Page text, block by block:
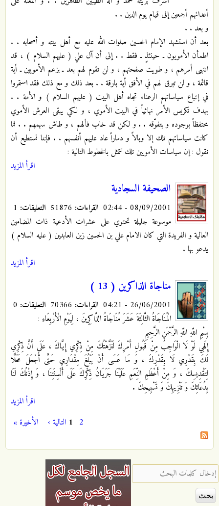
أعدائهم أجمعين إلى قيام يوم الدين . .
و بعد . .
بعد أن استشهد الإمام الحسين صلوات الله عليه مع أهل بيته و أصحابه . .
اطمأن الأمويون ـ حينئذٍ ـ فقط . . إلى أن آل علي ( عليهم السلام ) ، قد
انتهى أمرهم ، و طويت صفحتهم ، و لن تقوم لهم بعد ـ بزعم الأمويين ـ أية
قائمة ، و لن تبرق لهم في الأفق أية بارقة . . بعد ذلك و مع ذلك فقد استمروا
في إتباع سياساتهم الرعناء تجاه أهل البيت ( عليهم السلام ) و الأمة . .
بهدف تكريس الأمر نهائياً في البيت الأموي ، و لكي يبقى العرش الأموي
محتفظاً بوجوده و بتفوّقه . . و لكن قد خاب فألهم ، و طاش سهمهم . . فما
كانت سياساتهم تلك إلا وبالاً و دماراً عاد عليهم أنفسهم . . فإننا نستطيع أن
نقول : إن سياسات الأمويين تلك تتمثل بالخطوط التالية :
اقرأ المزيد
الصحيفة السجادية
08/09/2001 - 02:44 القراءات: التعليقات:
موسوعة جليلة تحتوي على عشرات الأدعية ذات المضامين
العالية و الفريدة التي كان الامام علي بن الحسين زين العابدين ( عليه السلام )
يدعو بها .
اقرأ المزيد
مناجاة الذاكرين ( 13 )
26/06/2001 - 04:21 القراءات: التعليقات:
الْمُنَاجَاةُ الثَّالِثَةَ عَشَرَ مُنَاجَاةُ الذَّاكِرِينَ ، لِيَوْمِ الْأَرْبِعَاءِ :
بِسْمِ اللَّهِ اللَّهِ الرَّحْمَنِ الرَّحِيمِ
إِلَهِي لَوْ لَا الْوَاجِبُ مِنْ قَبُولِ أَمْرِكَ لَنَزَّهْتُكَ مِنْ ذِكْرِي إِيَّاكَ ، عَلَى أَنَّ ذِكْرِي
لَكَ بِقَدْرِي لَا بِقَدْرِكَ ، وَ مَا عَسَى أَنْ يَبْلُغَ مِقْدَارِي حَتَّى أُجْعَلَ مَحَلًّا
لِتَقْدِيسِكَ ، وَ مِنْ أَعْظَمِ النِّعَمِ عَلَيْنَا جَرَيَانُ ذِكْرِكَ عَلَى أَلْسِنَتِنَا ، وَ إِذْنُكَ لَنَا
بِدُعَائِكَ وَ تَنْزِيهِكَ وَ تَسْبِيحِكَ .
اقرأ المزيد
الصفحات 1 2 التالية › الأخيرة »
‏إدخال كلمات البحث ‏